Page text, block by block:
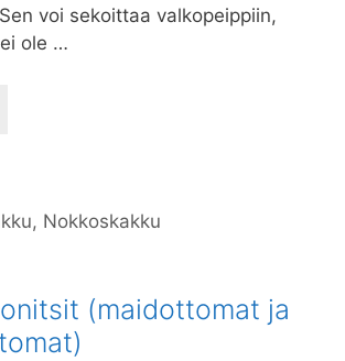
voi sekoittaa valkopeippiin,
ole …
, Nokkoskakku
(maidottomat ja